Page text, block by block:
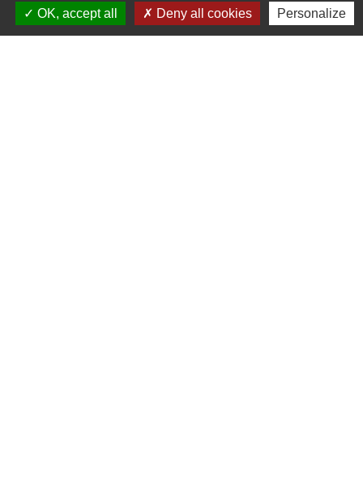
lien de désinscription dans chaque newsletter
réceptionnée.
OK, accept all
Deny all cookies Personalize